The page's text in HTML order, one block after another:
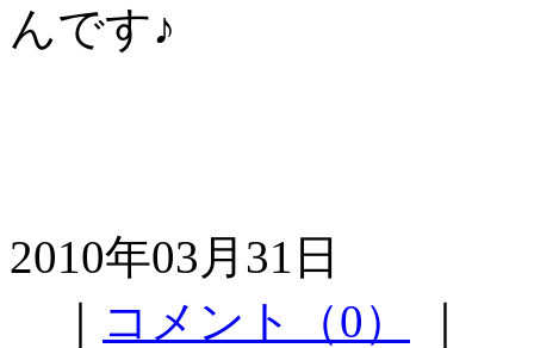
んです♪
2010年03月31日
コメント（0）